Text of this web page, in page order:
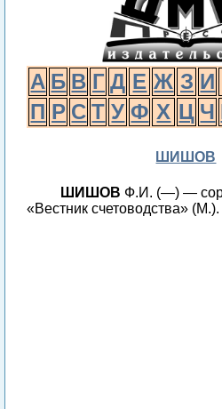
А Б В Г Д Е Ж З И
П Р С Т У Ф Х Ц Ч
ШИШОВ
ШИШОВ Ф.И. (—) —
«Вестник счетоводства» (М.).